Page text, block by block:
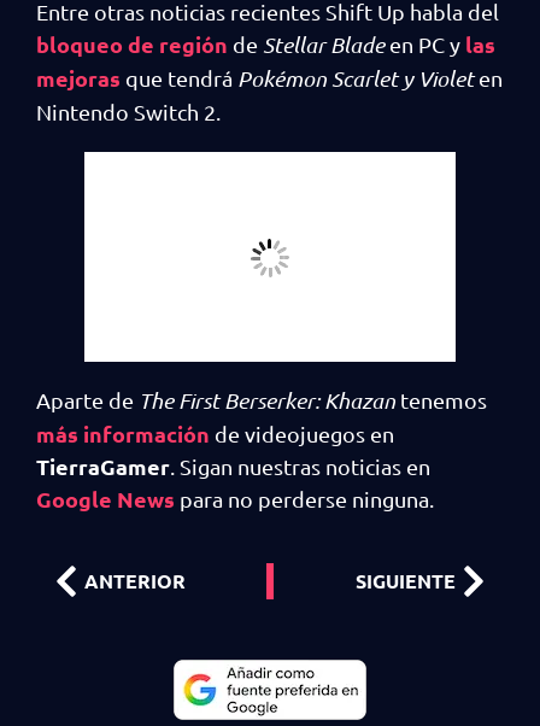
Entre otras noticias recientes Shift Up habla del
bloqueo de región de Stellar Bladeen PC y las
mejoras que tendrá Pokémon Scarlet y Violeten
Nintendo Switch 2.
Aparte de The First Berserker: Khazan tenemos
más información de videojuegos en
TierraGamer . Sigan nuestras noticias en
Google News para no perderse ninguna.
ANTERIOR SIGUIENTE